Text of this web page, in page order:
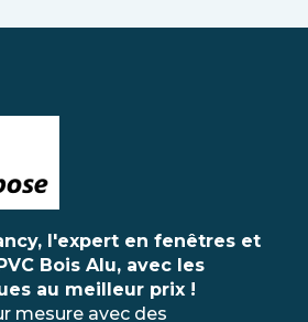
l'expert en fenêtres et
Bois Alu, avec les
au meilleur prix !
mesure avec des